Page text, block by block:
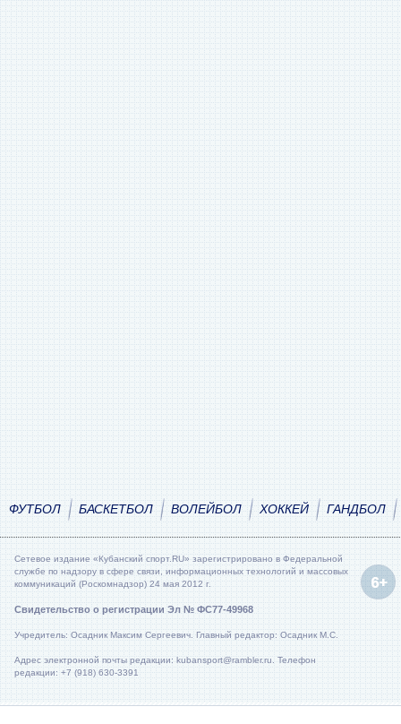
ФУТБОЛ БАСКЕТБОЛ ВОЛЕЙБОЛ ХОККЕЙ ГАНДБОЛ
Сетевое издание «Кубанский спорт.RU» зарегистрировано в Федеральной
службе по надзору в сфере связи, информационных технологий и массовых
коммуникаций (Роскомнадзор) 24 мая 2012 г.
Свидетельство о регистрации Эл № ФС77-49968
Учредитель: Осадник Максим Сергеевич. Главный редактор: Осадник М.С.
Адрес электронной почты редакции: kubansport@rambler.ru. Телефон
редакции: +7 (918) 630-3391